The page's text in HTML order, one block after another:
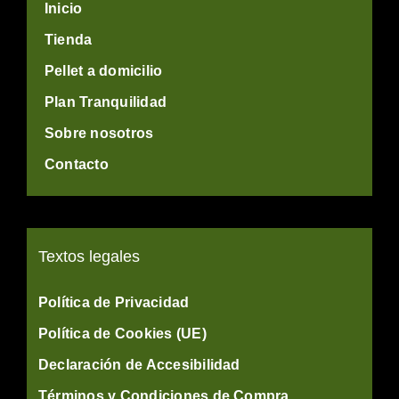
Inicio
Tienda
Pellet a domicilio
Plan Tranquilidad
Sobre nosotros
Contacto
Textos legales
Política de Privacidad
Política de Cookies (UE)
Declaración de Accesibilidad
Términos y Condiciones de Compra